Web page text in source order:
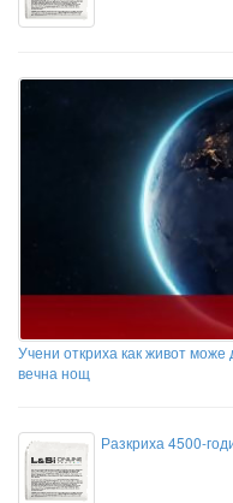
Учени откриха как живот
вечна нощ
Разкриха 4500-